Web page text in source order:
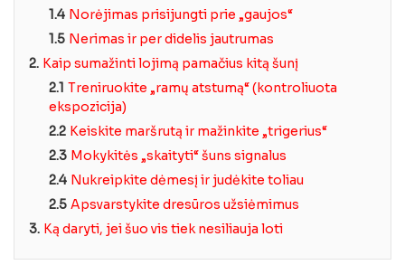
1.4 Norėjimas prisijungti prie „gaujos“
1.5 Nerimas ir per didelis jautrumas
2. Kaip sumažinti lojimą pamačius kitą šunį
2.1 Treniruokite „ramų atstumą“ (kontroliuota
ekspozicija)
2.2 Keiskite maršrutą ir mažinkite „trigerius“
2.3 Mokykitės „skaityti“ šuns signalus
2.4 Nukreipkite dėmesį ir judėkite toliau
2.5 Apsvarstykite dresūros užsiėmimus
3. Ką daryti, jei šuo vis tiek nesiliauja loti